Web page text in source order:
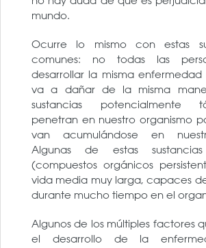
mundo.
Ocurre lo mismo con estas
comunes: no todas las
desarrollar la misma
va a dañar de la misma
sustancias potencialmente
penetran en nuestro organismo
van acumulándose en
Algunas de estas
(compuestos orgánicos
vida media muy larga, capaces
durante mucho tiempo en el
Algunos de los múltiples factores
el desarrollo de la